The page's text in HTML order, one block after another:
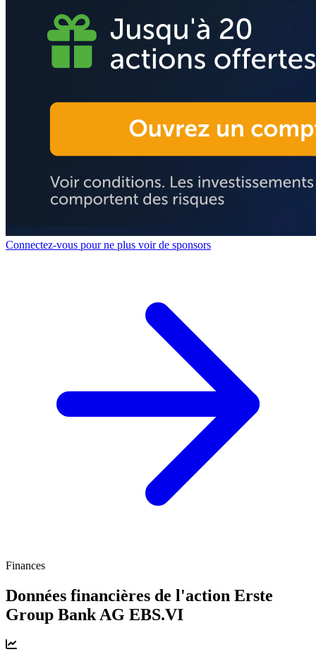
Connectez-vous pour ne plus voir de sponsors
Finances
Données financières de l'action Erste
Group Bank AG EBS.VI